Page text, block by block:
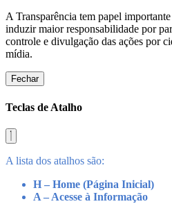
A Transparência tem papel
induzir maior responsabilidade por
controle e divulgação das ações por
mídia.
Fechar
Teclas de Atalho
A lista dos atalhos são:
H – Home (Página Inicial)
A – Acesse à Informação